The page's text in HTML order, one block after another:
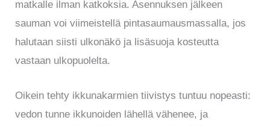
matkalle ilman katkoksia. Asennuksen jälkeen
sauman voi viimeistellä pintasaumausmassalla, jos
halutaan siisti ulkonäkö ja lisäsuoja kosteutta
vastaan ulkopuolelta.
Oikein tehty ikkunakarmien tiivistys tuntuu nopeasti:
vedon tunne ikkunoiden lähellä vähenee, ja